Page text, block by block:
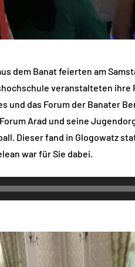
dem Banat feierten am
veranstalteten
und das Forum der Banater
Arad und seine
Dieser fand in Glogowatz
war für Sie dabei.